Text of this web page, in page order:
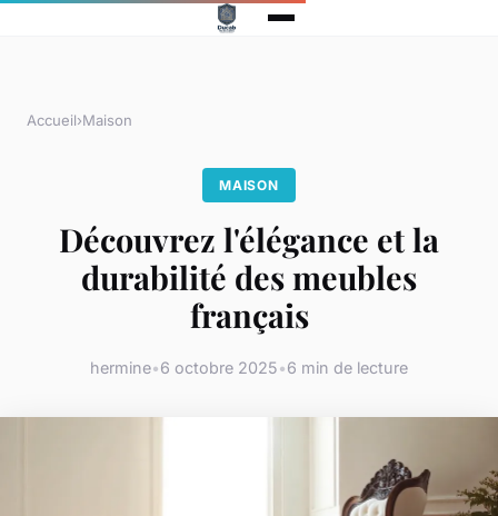
Accueil›Maison
MAISON
Découvrez l'élégance et la
durabilité des meubles
français
hermine•6 octobre 2025•6 min de lecture